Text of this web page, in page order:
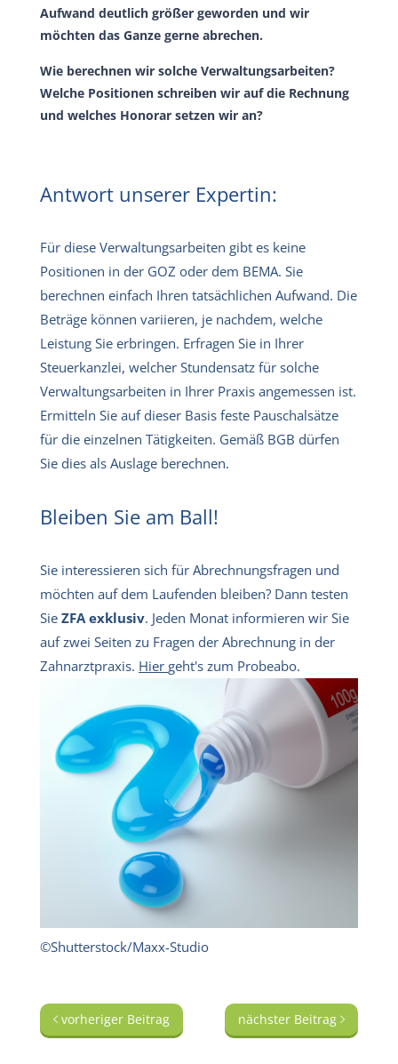
Aufwand deutlich größer geworden und wir
möchten das Ganze gerne abrechen.
Wie berechnen wir solche Verwaltungsarbeiten?
Welche Positionen schreiben wir auf die Rechnung
und welches Honorar setzen wir an?
Antwort unserer Expertin:
Für diese Verwaltungsarbeiten gibt es keine
Positionen in der GOZ oder dem BEMA. Sie
berechnen einfach Ihren tatsächlichen Aufwand. Die
Beträge können variieren, je nachdem, welche
Leistung Sie erbringen. Erfragen Sie in Ihrer
Steuerkanzlei, welcher Stundensatz für solche
Verwaltungsarbeiten in Ihrer Praxis angemessen ist.
Ermitteln Sie auf dieser Basis feste Pauschalsätze
für die einzelnen Tätigkeiten. Gemäß BGB dürfen
Sie dies als Auslage berechnen.
Bleiben Sie am Ball!
Sie interessieren sich für Abrechnungsfragen und
möchten auf dem Laufenden bleiben? Dann testen
Sie ZFA exklusiv. Jeden Monat informieren wir Sie
auf zwei Seiten zu Fragen der Abrechnung in der
Zahnarztpraxis. Hier geht's zum Probeabo.
©Shutterstock/Maxx-Studio
vorheriger Beitrag nächster Beitrag